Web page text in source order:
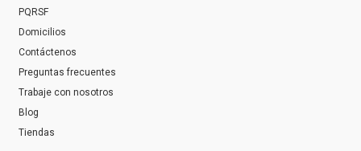
PQRSF
Domicilios
Contáctenos
Preguntas frecuentes
Trabaje con nosotros
Blog
Tiendas